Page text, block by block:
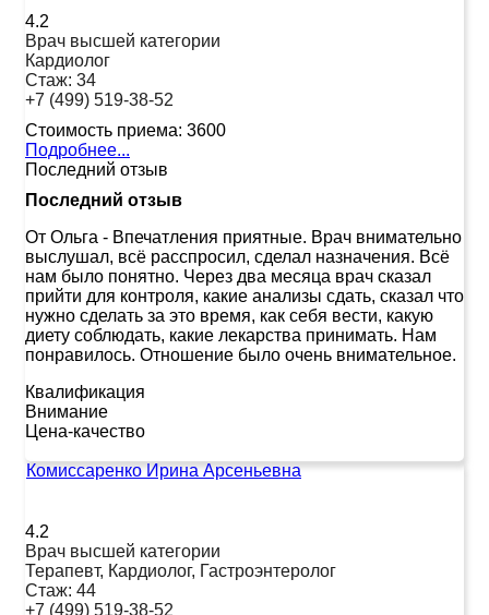
4.2
Врач высшей категории
Кардиолог
Стаж: 34
+7 (499) 519-38-52
Стоимость приема: 3600
Подробнее...
Последний отзыв
Последний отзыв
От Ольга - Впечатления приятные. Врач внимательно
выслушал, всё расспросил, сделал назначения. Всё
нам было понятно. Через два месяца врач сказал
прийти для контроля, какие анализы сдать, сказал что
нужно сделать за это время, как себя вести, какую
диету соблюдать, какие лекарства принимать. Нам
понравилось. Отношение было очень внимательное.
Квалификация
Внимание
Цена-качество
Комиссаренко Ирина Арсеньевна
4.2
Врач высшей категории
Терапевт, Кардиолог, Гастроэнтеролог
Стаж: 44
+7 (499) 519-38-52